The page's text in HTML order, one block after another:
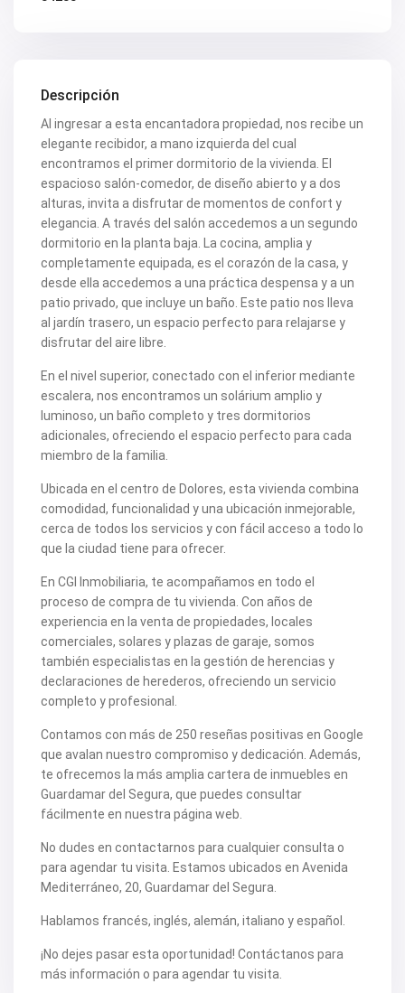
Descripción
Al ingresar a esta encantadora propiedad, nos recibe un
elegante recibidor, a mano izquierda del cual
encontramos el primer dormitorio de la vivienda. El
espacioso salón-comedor, de diseño abierto y a dos
alturas, invita a disfrutar de momentos de confort y
elegancia. A través del salón accedemos a un segundo
dormitorio en la planta baja. La cocina, amplia y
completamente equipada, es el corazón de la casa, y
desde ella accedemos a una práctica despensa y a un
patio privado, que incluye un baño. Este patio nos lleva
al jardín trasero, un espacio perfecto para relajarse y
disfrutar del aire libre.
En el nivel superior, conectado con el inferior mediante
escalera, nos encontramos un solárium amplio y
luminoso, un baño completo y tres dormitorios
adicionales, ofreciendo el espacio perfecto para cada
miembro de la familia.
Ubicada en el centro de Dolores, esta vivienda combina
comodidad, funcionalidad y una ubicación inmejorable,
cerca de todos los servicios y con fácil acceso a todo lo
que la ciudad tiene para ofrecer.
En CGI Inmobiliaria, te acompañamos en todo el
proceso de compra de tu vivienda. Con años de
experiencia en la venta de propiedades, locales
comerciales, solares y plazas de garaje, somos
también especialistas en la gestión de herencias y
declaraciones de herederos, ofreciendo un servicio
completo y profesional.
Contamos con más de 250 reseñas positivas en Google
que avalan nuestro compromiso y dedicación. Además,
te ofrecemos la más amplia cartera de inmuebles en
Guardamar del Segura, que puedes consultar
fácilmente en nuestra página web.
No dudes en contactarnos para cualquier consulta o
para agendar tu visita. Estamos ubicados en Avenida
Mediterráneo, 20, Guardamar del Segura.
Hablamos francés, inglés, alemán, italiano y español.
¡No dejes pasar esta oportunidad! Contáctanos para
más información o para agendar tu visita.